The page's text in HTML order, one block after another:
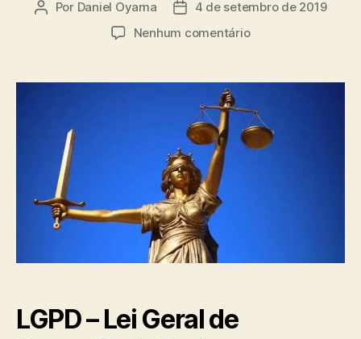
Autor
Por Daniel Oyama
Data4 de setembro de 2019
Nenhum comentárioem
De
Dados
LGPD – Lei Geral de